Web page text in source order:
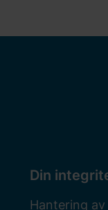
Din
Hantering